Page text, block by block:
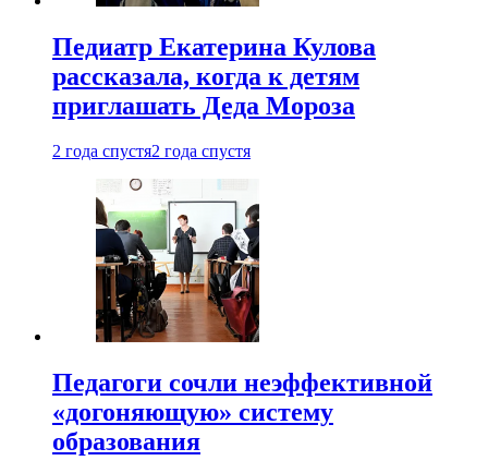
Педиатр Екатерина Кулова
рассказала, когда к детям
приглашать Деда Мороза
2 года спустя2 года спустя
Педагоги сочли неэффективной
«догоняющую» систему
образования